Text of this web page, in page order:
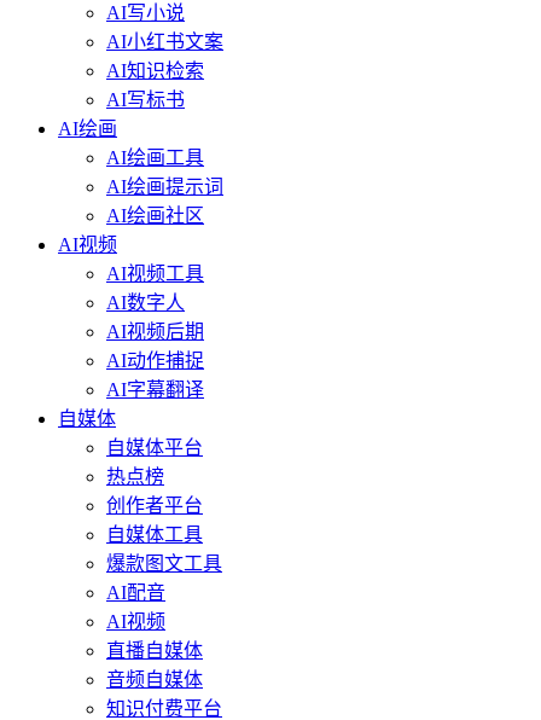
AI写小说
AI小红书文案
AI知识检索
AI写标书
AI绘画
AI绘画工具
AI绘画提示词
AI绘画社区
AI视频
AI视频工具
AI数字人
AI视频后期
AI动作捕捉
AI字幕翻译
自媒体
自媒体平台
热点榜
创作者平台
自媒体工具
爆款图文工具
AI配音
AI视频
直播自媒体
音频自媒体
知识付费平台